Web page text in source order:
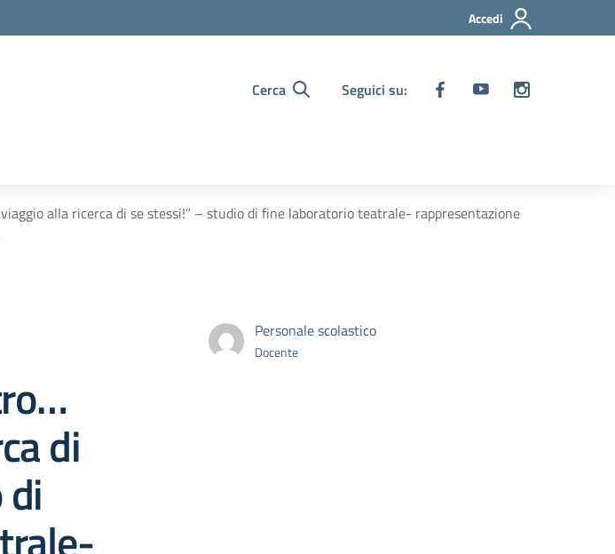
Accedi
Cerca Seguici su:
alla ricerca di se stessi!” – studio di fine laboratorio teatrale- rappresentazione
di
Personale scolastico
Docente